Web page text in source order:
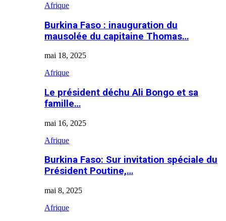
Afrique
Burkina Faso : inauguration du
mausolée du capitaine Thomas…
mai 18, 2025
Afrique
Le président déchu Ali Bongo et sa
famille…
mai 16, 2025
Afrique
Burkina Faso: Sur invitation spéciale du
Président Poutine,…
mai 8, 2025
Afrique